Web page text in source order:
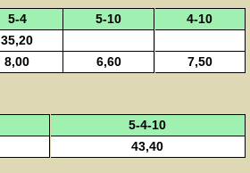
5-4 5-10
4-10
35,20
8,00 6,60 7,50
5-4-10
43,40